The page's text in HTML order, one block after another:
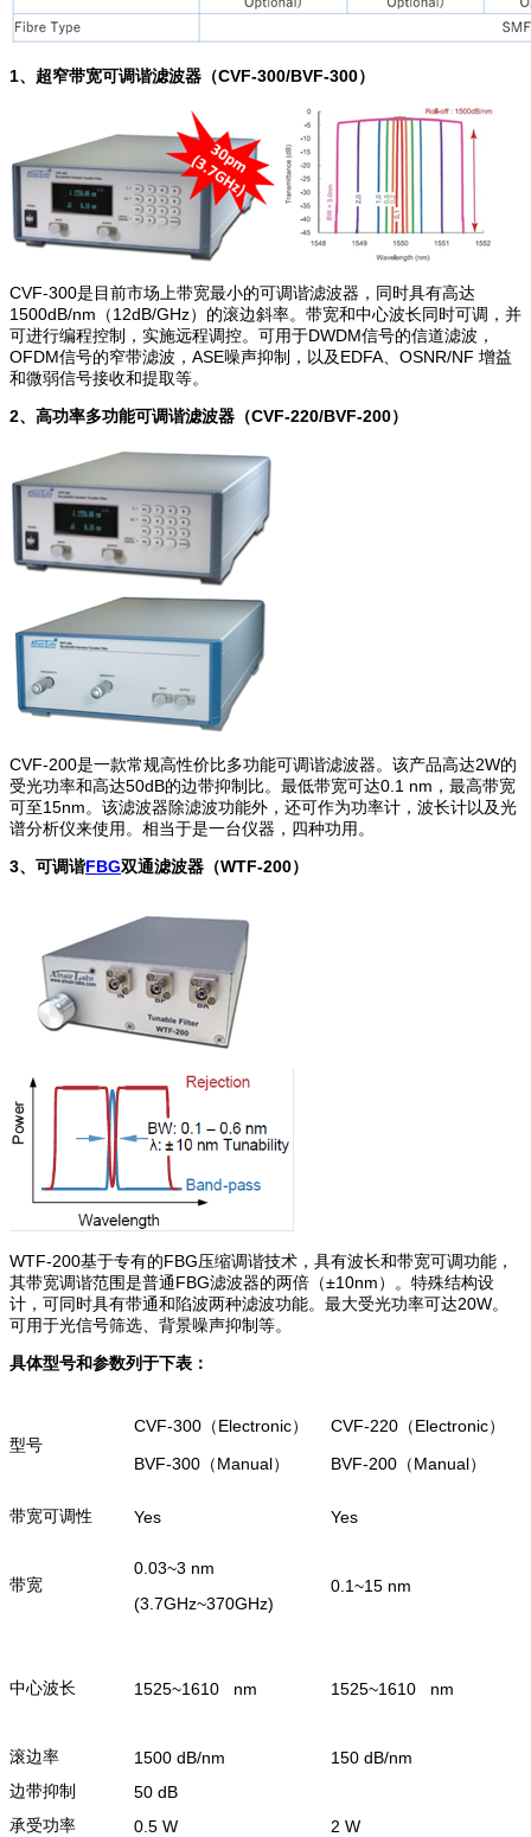
1、超窄带宽可调谐滤波器（CVF-300/BVF-300）
CVF-300是目前市场上带宽最小的可调谐滤波器，同时具有高达
1500dB/nm（12dB/GHz）的滚边斜率。带宽和中心波长同时可调，并
可进行编程控制，实施远程调控。可用于DWDM信号的信道滤波，
OFDM信号的窄带滤波，ASE噪声抑制，以及EDFA、OSNR/NF 增益
和微弱信号接收和提取等。
2、高功率多功能可调谐滤波器（CVF-220/BVF-200）
CVF-200是一款常规高性价比多功能可调谐滤波器。该产品高达2W的
受光功率和高达50dB的边带抑制比。最低带宽可达0.1 nm，最高带宽
可至15nm。该滤波器除滤波功能外，还可作为功率计，波长计以及光
谱分析仪来使用。相当于是一台仪器，四种功用。
3、可调谐FBG双通滤波器（WTF-200）
WTF-200基于专有的FBG压缩调谐技术，具有波长和带宽可调功能，
其带宽调谐范围是普通FBG滤波器的两倍（±10nm）。特殊结构设
计，可同时具有带通和陷波两种滤波功能。最大受光功率可达20W。
可用于光信号筛选、背景噪声抑制等。
具体型号和参数列于下表：
型号
CVF-300（Electronic）
BVF-300（Manual）
CVF-220（Electronic）
BVF-200（Manual）
带宽可调性 Yes Yes
带宽
0.03~3 nm
(3.7GHz~370GHz)
0.1~15 nm
中心波长 1525~1610 nm 1525~1610 nm
滚边率 1500 dB/nm
150 dB/nm
边带抑制
50 dB
承受功率
0.5 W
2 W